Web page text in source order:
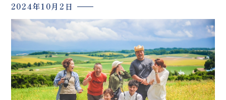
2024年10月2日